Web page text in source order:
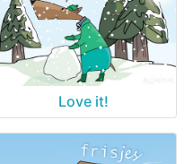
Love it!